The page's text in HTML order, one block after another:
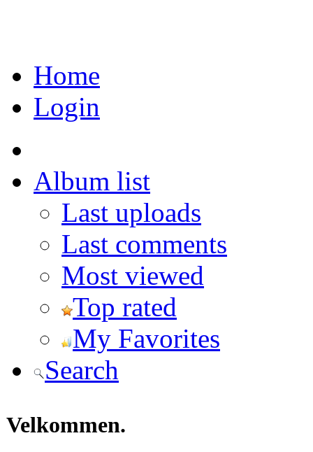
Home
Login
Album list
Last uploads
Last comments
Most viewed
Top rated
My Favorites
Search
Velkommen.